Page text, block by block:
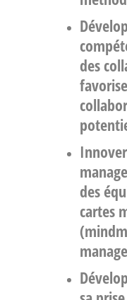
des
des
cartes